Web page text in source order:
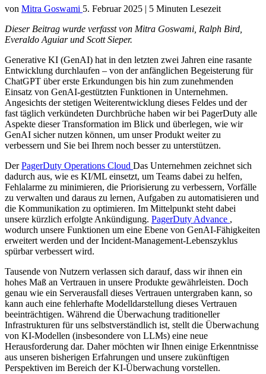
von Mitra Goswami 5. Februar 2025 | 5 Minuten Lesezeit
Dieser Beitrag wurde verfasst von Mitra Goswami, Ralph Bird,
Everaldo Aguiar und Scott Sieper.
Generative KI (GenAI) hat in den letzten zwei Jahren eine rasante
Entwicklung durchlaufen – von der anfänglichen Begeisterung für
ChatGPT über erste Erkundungen bis hin zum zunehmenden
Einsatz von GenAI-gestützten Funktionen in Unternehmen.
Angesichts der stetigen Weiterentwicklung dieses Feldes und der
fast täglich verkündeten Durchbrüche haben wir bei PagerDuty alle
Aspekte dieser Transformation im Blick und überlegen, wie wir
GenAI sicher nutzen können, um unser Produkt weiter zu
verbessern und Sie bei Ihrem noch besser zu unterstützen.
DerPagerDuty Operations Cloud Das Unternehmen zeichnet sich
dadurch aus, wie es KI/ML einsetzt, um Teams dabei zu helfen,
Fehlalarme zu minimieren, die Priorisierung zu verbessern, Vorfälle
zu verwalten und daraus zu lernen, Aufgaben zu automatisieren und
die Kommunikation zu optimieren. Im Mittelpunkt steht dabei
unsere kürzlich erfolgte Ankündigung. PagerDuty Advance ,
wodurch unsere Funktionen um eine Ebene von GenAI-Fähigkeiten
erweitert werden und der Incident-Management-Lebenszyklus
spürbar verbessert wird.
Tausende von Nutzern verlassen sich darauf, dass wir ihnen ein
hohes Maß an Vertrauen in unsere Produkte gewährleisten. Doch
genau wie ein Serverausfall dieses Vertrauen untergraben kann, so
kann auch eine fehlerhafte Modelldarstellung dieses Vertrauen
beeinträchtigen. Während die Überwachung traditioneller
Infrastrukturen für uns selbstverständlich ist, stellt die Überwachung
von KI-Modellen (insbesondere von LLMs) eine neue
Herausforderung dar. Daher möchten wir Ihnen einige Erkenntnisse
aus unseren bisherigen Erfahrungen und unsere zukünftigen
Perspektiven im Bereich der KI-Überwachung vorstellen.